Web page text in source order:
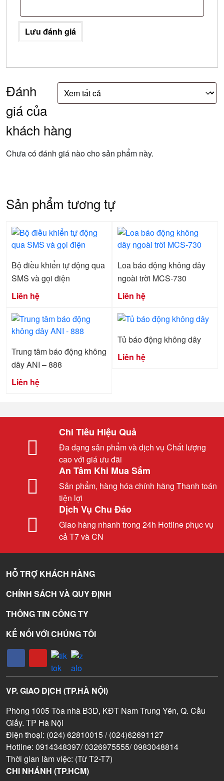
Lưu đánh giá
Đánh
giá của
khách hàng
Chưa có đánh giá nào cho sản phẩm này.
Sản phẩm tương tự
Bộ điều khiển tự động qua
SMS và gọi điện
Liên hệ
Loa báo động không dây
ngoài trời MCS-730
Liên hệ
Trung tâm báo động không
dây ANI – 888
Liên hệ
Tủ báo động không dây
Liên hệ
Chi Tiêu Hiệu Quả
Đa dạng sản phẩm và dịch vụ Chất lượng
cao với giá ưu đãi
An Tâm Khi Mua Sắm
Sản phẩm, hàng hóa chính hãng Thanh toán
tiện lợi
Dịch Vụ Chu Đáo
Giao hàng nhanh trong 24h Hotline phục vụ
cả T7 và CN
HỖ TRỢ KHÁCH HÀNG
CHÍNH SÁCH VÀ QUY ĐỊNH
THÔNG TIN CÔNG TY
KẾ NỐI VỚI CHÚNG TÔI
VP. GIAO DỊCH (TP.HÀ NỘI)
Phòng 1005 Tòa nhà B3D, KĐT Nam Trung Yên, Q. Cầu
Giấy. TP Hà Nội
Điện thoại: (024) 62810015 / (024)62691127
Hotline: 0914348397/ 0326975555/ 0983048814
Thời gian làm việc: (Từ T2-T7)
CHI NHÁNH (TP.HCM)